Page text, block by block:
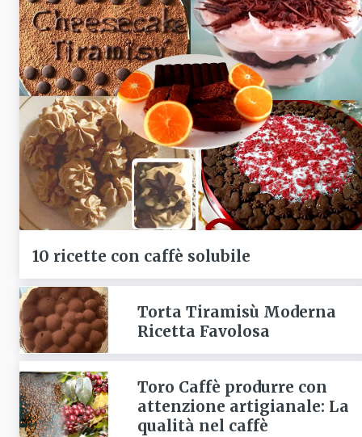
10 ricette con caffè solubile
Torta Tiramisù Moderna
Ricetta Favolosa
Toro Caffè produrre con
attenzione artigianale: La
qualità nel caffè